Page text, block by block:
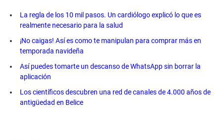
La regla de los 10 mil pasos. Un cardiólogo explicó lo que es
realmente necesario para la salud
¡No caigas! Así es como te manipulan para comprar más en
temporada navideña
Así puedes tomarte un descanso de WhatsApp sin borrar la
aplicación
Los científicos descubren una red de canales de 4.000 años de
antigüedad en Belice